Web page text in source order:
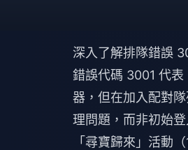
深入了解排隊錯誤
錯誤代碼 3001 代
器，但在加入配對
理問題，而非初始登
「尋寶歸來」活動